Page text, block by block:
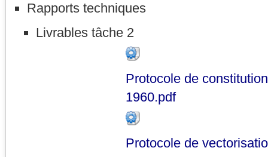
Rapports techniques
Livrables tâche 2
Protocole de
1960.pdf
Protocole de